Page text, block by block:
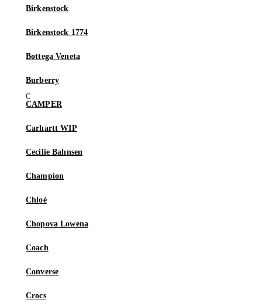
Birkenstock
Birkenstock 1774
Bottega Veneta
Burberry
CAMPER
Carhartt WIP
Cecilie Bahnsen
Champion
Chloé
Chopova Lowena
Coach
Converse
Crocs